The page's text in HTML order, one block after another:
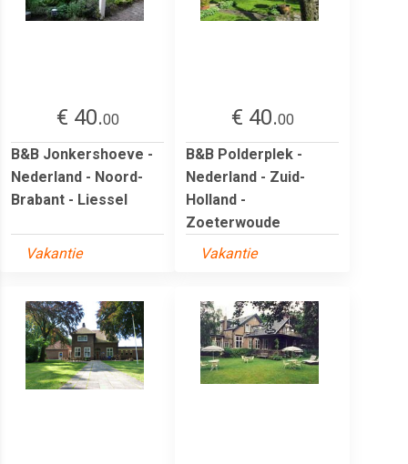
€ 40.00
B&B Jonkershoeve -
Nederland - Noord-
Brabant - Liessel
Vakantie
€ 40.00
B&B Polderplek -
Nederland - Zuid-
Holland -
Zoeterwoude
Vakantie